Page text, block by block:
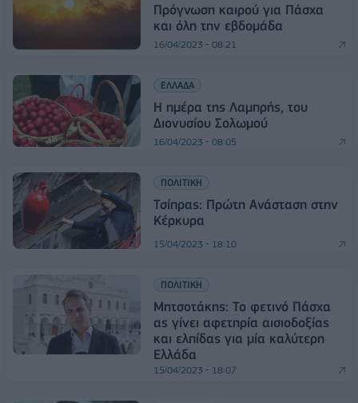
Πρόγνωση καιρού για Πάσχα
και όλη την εβδομάδα
16/04/2023 - 08:21
ΕΛΛΑΔΑ
Η ημέρα της Λαμπρής, του
Διονυσίου Σολωμού
16/04/2023 - 08:05
ΠΟΛΙΤΙΚΗ
Τσίπρας: Πρώτη Ανάσταση στην
Κέρκυρα
15/04/2023 - 18:10
ΠΟΛΙΤΙΚΗ
Μητσοτάκης: Το φετινό Πάσχα
ας γίνει αφετηρία αισιοδοξίας
και ελπίδας για μία καλύτερη
Ελλάδα
15/04/2023 - 18:07